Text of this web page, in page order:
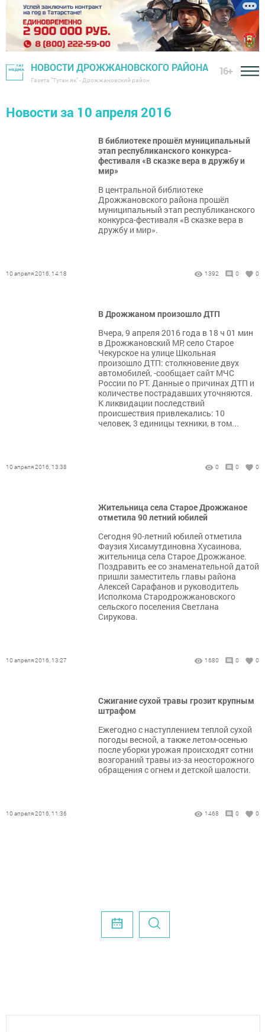
НОВОСТИ ДРОЖЖАНОВСКОГО РАЙОНА
Газета "Туган як" - Дрожжановский район
16+
Новости за 10 апреля 2016
В библиотеке прошёл муниципальный
этап республиканского конкурса-
фестиваля «В сказке вера в дружбу и
мир»
В центральной библиотеке
Дрожжановского района прошёл
муниципальный этап республиканского
конкурса-фестиваля «В сказке вера в
дружбу и мир».
10 апреля 2016, 14:18 1392 0 0
В Дрожжаном произошло ДТП
Вчера, 9 апреля 2016 года в 18 ч 01 мин
в Дрожжановский МР, село Старое
Чекурское на улице Школьная
произошло ДТП: столкновение двух
автомобилей, -сообщает сайт МЧС
России по РТ. Данные о причинах ДТП и
количестве пострадавших уточняются.
К ликвидации последствий
происшествия привлекались: 10
человек, 3 единицы техники, в том...
10 апреля 2016, 13:38 0 0 0
Жительница села Старое Дрожжаное
отметила 90 летний юбилей
Сегодня 90-летний юбилей отметила
Фаузия Хисамутдиновна Хусаинова,
жительница села Старое Дрожжаное.
Поздравить ее со знаменательной датой
пришли заместитель главы района
Алексей Сарафанов и руководитель
Исполкома Стародрожжановского
сельского поселения Светлана
Сирукова.
10 апреля 2016, 13:27 1680 0 0
Сжигание сухой травы грозит крупным
штрафом
Ежегодно с наступлением теплой сухой
погоды весной, а также летом-осенью
после уборки урожая происходят сотни
возгораний травы из-за неосторожного
обращения с огнем и детской шалости.
10 апреля 2016, 11:36 1468 0 0